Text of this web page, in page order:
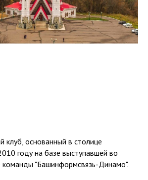
клуб, основанный в столице
году на базе выступавшей во
"Башинформсвязь-Динамо".